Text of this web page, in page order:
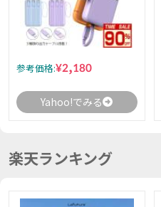
参考価格:¥2,180
Yahoo!でみる
楽天ランキング